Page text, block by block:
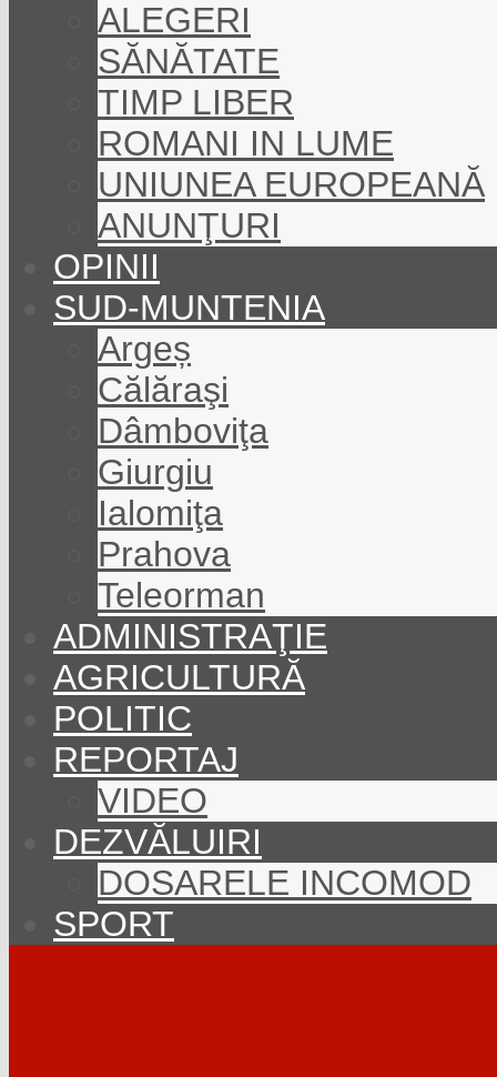
ALEGERI
SĂNĂTATE
TIMP LIBER
ROMANI IN LUME
UNIUNEA EUROPEANĂ
ANUNŢURI
OPINII
SUD-MUNTENIA
Argeș
Călăraşi
Dâmboviţa
Giurgiu
Ialomiţa
Prahova
Teleorman
ADMINISTRAŢIE
AGRICULTURĂ
POLITIC
REPORTAJ
VIDEO
DEZVĂLUIRI
DOSARELE INCOMOD
SPORT